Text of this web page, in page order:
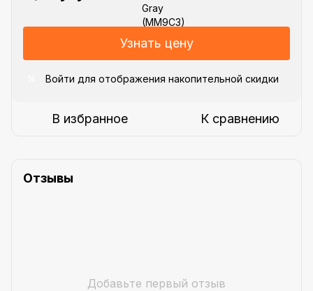
Узнать цену
Войти для отображения накопительной скидки
В избранное К сравнению
Отзывы
Добавьте первый отзыв